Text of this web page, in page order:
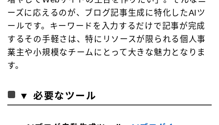
ーズに応えるのが、ブログ記事生成に特化したAIツ
ールです。キーワードを入力するだけで記事が完成
するその手軽さは、特にリソースが限られる個人事
業主や小規模なチームにとって大きな魅力となりま
す。
▼ 必要なツール